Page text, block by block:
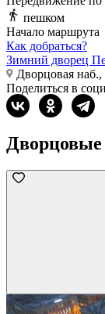
пешком
Начало маршрута
Как добраться?
Зимний дворец
Дворцовая наб.,
Поделиться в
Дворцовые